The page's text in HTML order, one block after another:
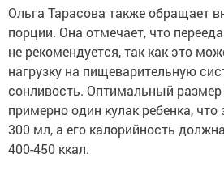
Ольга Тарасова также обращает
порции. Она отмечает, что
не рекомендуется, так как это
нагрузку на пищеварительную
сонливость. Оптимальный размер
примерно один кулак ребенка, что
300 мл, а его калорийность
400-450 ккал.